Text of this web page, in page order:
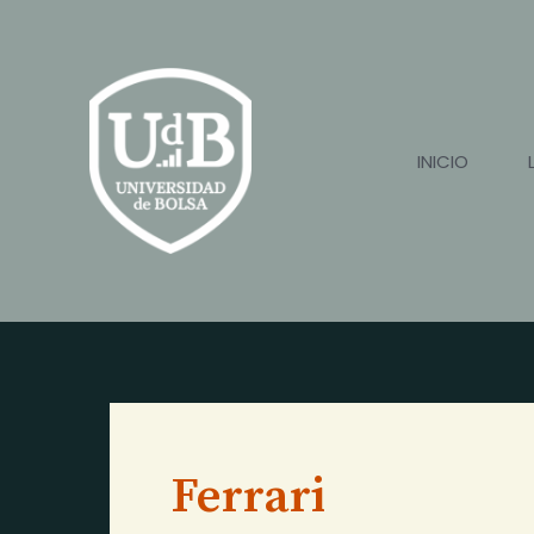
contenido
INICIO
Ferrari